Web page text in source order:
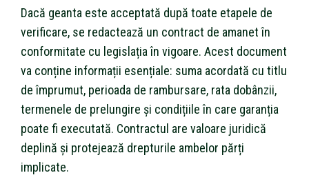
Dacă geanta este acceptată după toate etapele de
verificare, se redactează un contract de amanet în
conformitate cu legislația în vigoare. Acest document
va conține informații esențiale: suma acordată cu titlu
de împrumut, perioada de rambursare, rata dobânzii,
termenele de prelungire și condițiile în care garanția
poate fi executată. Contractul are valoare juridică
deplină și protejează drepturile ambelor părți
implicate.